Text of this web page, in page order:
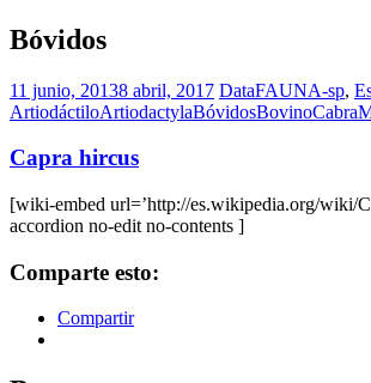
Bóvidos
11 junio, 20138 abril, 2017 DataFAUNA-sp,
ArtiodáctiloArtiodactylaBóvidosBovinoCabra
Capra hircus
[wiki-embed url=’http://es.wikipedia.org/wiki/
accordion no-edit no-contents ]
Comparte esto:
Compartir